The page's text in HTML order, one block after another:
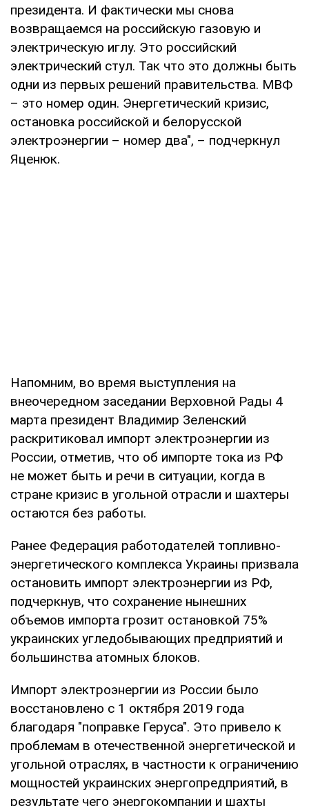
президента. И фактически мы снова
возвращаемся на российскую газовую и
электрическую иглу. Это российский
электрический стул. Так что это должны быть
одни из первых решений правительства. МВФ
– это номер один. Энергетический кризис,
остановка российской и белорусской
электроэнергии – номер два", – подчеркнул
Яценюк.
Напомним, во время выступления на
внеочередном заседании Верховной Рады 4
марта президент Владимир Зеленский
раскритиковал импорт электроэнергии из
России, отметив, что об импорте тока из РФ
не может быть и речи в ситуации, когда в
стране кризис в угольной отрасли и шахтеры
остаются без работы.
Ранее Федерация работодателей топливно-
энергетического комплекса Украины призвала
остановить импорт электроэнергии из РФ,
подчеркнув, что сохранение нынешних
объемов импорта грозит остановкой 75%
украинских угледобывающих предприятий и
большинства атомных блоков.
Импорт электроэнергии из России было
восстановлено с 1 октября 2019 года
благодаря "поправке Геруса". Это привело к
проблемам в отечественной энергетической и
угольной отраслях, в частности к ограничению
мощностей украинских энергопредприятий, в
результате чего энергокомпании и шахты